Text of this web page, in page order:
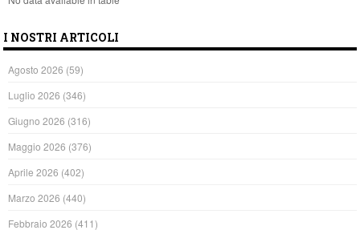
I NOSTRI ARTICOLI
Agosto 2026 (59)
Luglio 2026 (346)
Giugno 2026 (316)
Maggio 2026 (376)
Aprile 2026 (402)
Marzo 2026 (440)
Febbraio 2026 (411)